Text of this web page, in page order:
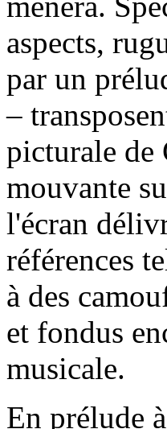
aspects,
par un
–
picturale de
mouvante
l'écran
références
à des
et fondus
musicale.
En prélude